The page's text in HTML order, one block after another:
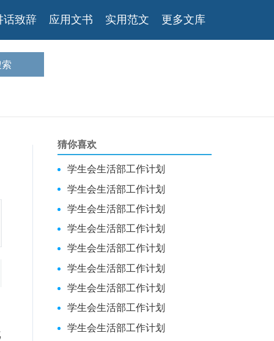
话致辞 应用文书 实用范文 更多文库
猜你喜欢
学生会生活部工作计划
学生会生活部工作计划
学生会生活部工作计划
学生会生活部工作计划
学生会生活部工作计划
学生会生活部工作计划
学生会生活部工作计划
学生会生活部工作计划
学生会生活部工作计划